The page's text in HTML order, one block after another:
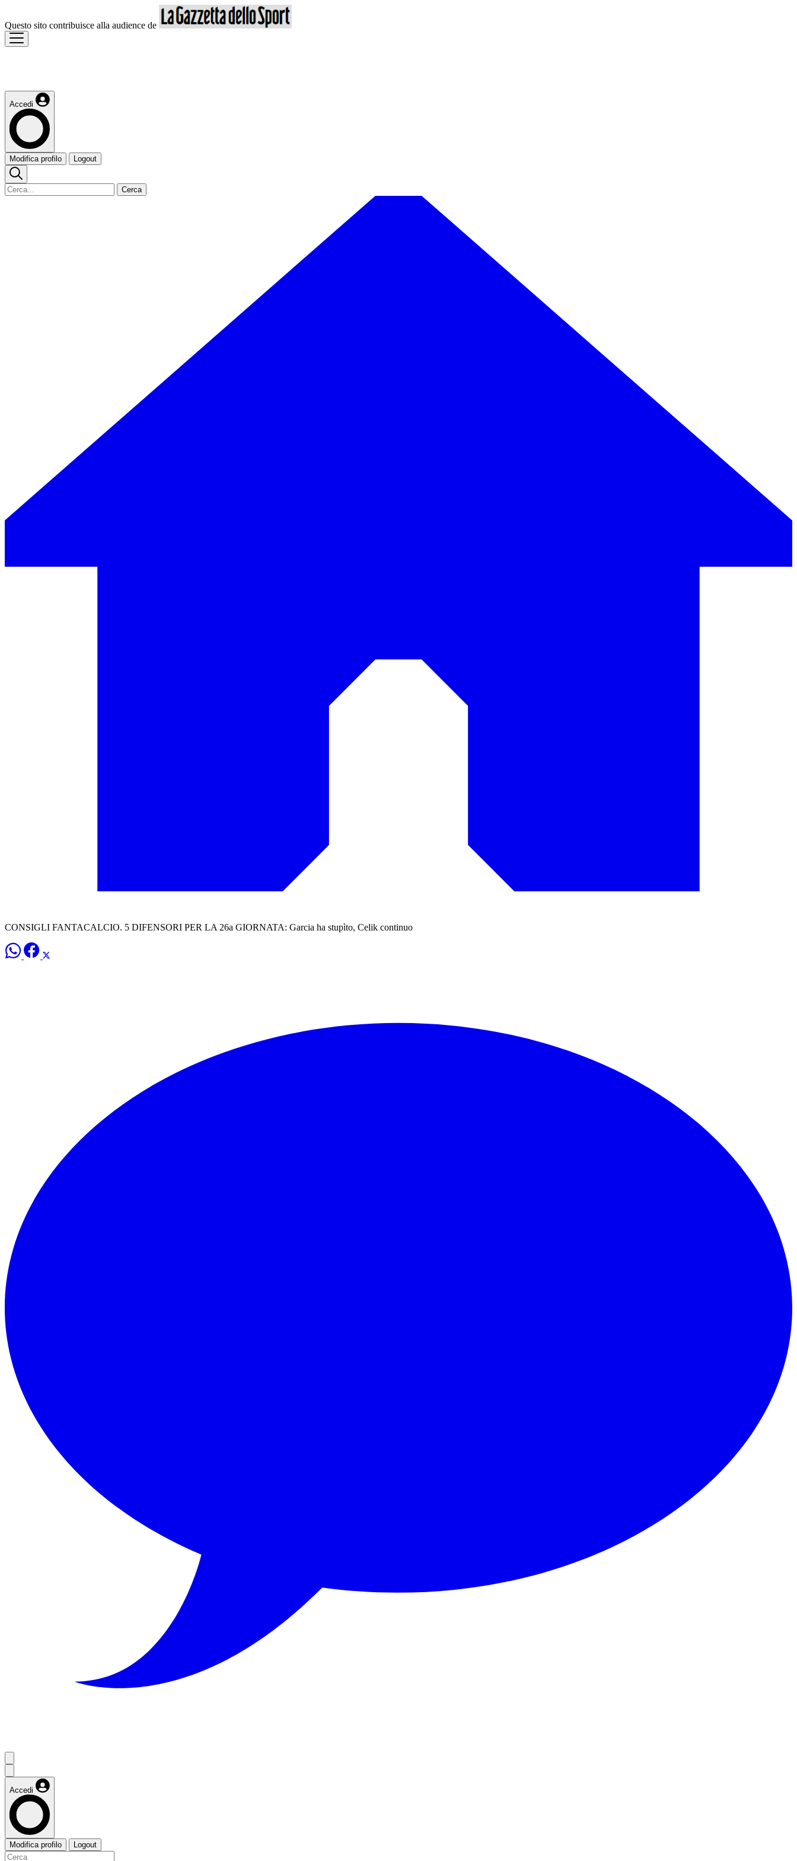
Questo sito contribuisce alla audience de
Accedi
Modifica profilo Logout
Cerca
CONSIGLI FANTACALCIO. 5 DIFENSORI PER LA 26a GIORNATA: Garcia ha stupìto, Celik continuo
Accedi
Modifica profilo Logout